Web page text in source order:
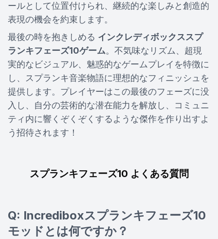
ールとして位置付けられ、継続的な楽しみと創造的
表現の機会を約束します。
最後の時を抱きしめる インクレディボックススプ
ランキフェーズ10ゲーム。不気味なリズム、超現
実的なビジュアル、魅惑的なゲームプレイを特徴に
し、スプランキ音楽物語に理想的なフィニッシュを
提供します。プレイヤーはこの最後のフェーズに没
入し、自分の芸術的な潜在能力を解放し、コミュニ
ティ内に響くぞくぞくするような傑作を作り出すよ
う招待されます！
スプランキフェーズ10 よくある質問
Q: Incrediboxスプランキフェーズ10
モッドとは何ですか？